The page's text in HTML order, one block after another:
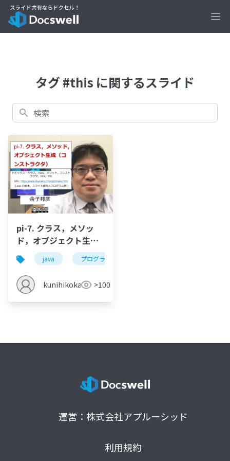
タグ #this に関するスライド
検索
pi-7. クラス，メソッ
ド，オブジェクト生成
（コンストラクタ）
java プログラミング
kunihikokaneko>100
運営：株式会社アプルーシッド
利用規約